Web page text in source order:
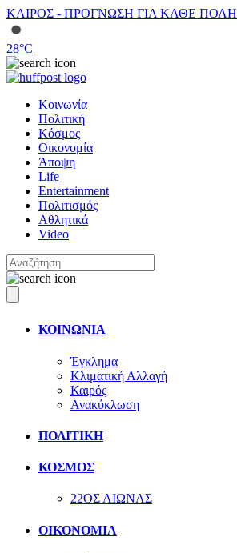
ΚΑΙΡΟΣ - ΠΡΟΓΝΩΣΗ ΓΙΑ ΚΑΘΕ ΠΟΛΗ
28°C
Κοινωνία
Πολιτική
Κόσμος
Οικονομία
Άποψη
Life
Entertainment
Πολιτισμός
Αθλητικά
Video
ΚΟΙΝΩΝΙΑ
Έγκλημα
Κλιματική Αλλαγή
Καιρός
Ανακύκλωση
ΠΟΛΙΤΙΚΗ
ΚΟΣΜΟΣ
22ΟΣ ΑΙΩΝΑΣ
ΟΙΚΟΝΟΜΙΑ